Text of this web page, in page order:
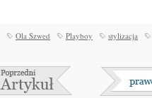
Ola Szwed Playboy stylizacja